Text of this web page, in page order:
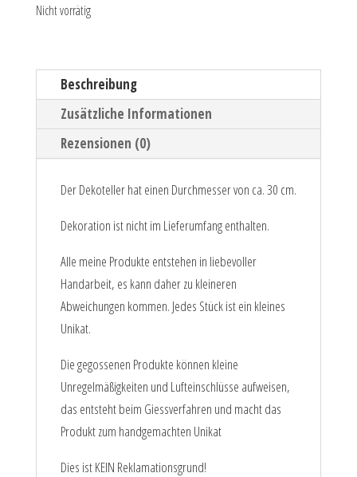
Nicht vorrätig
Beschreibung
Zusätzliche Informationen
Rezensionen (0)
Der Dekoteller hat einen Durchmesser von ca. 30 cm.
Dekoration ist nicht im Lieferumfang enthalten.
Alle meine Produkte entstehen in liebevoller
Handarbeit, es kann daher zu kleineren
Abweichungen kommen. Jedes Stück ist ein kleines
Unikat.
Die gegossenen Produkte können kleine
Unregelmäßigkeiten und Lufteinschlüsse aufweisen,
das entsteht beim Giessverfahren und macht das
Produkt zum handgemachten Unikat
Dies ist KEIN Reklamationsgrund!